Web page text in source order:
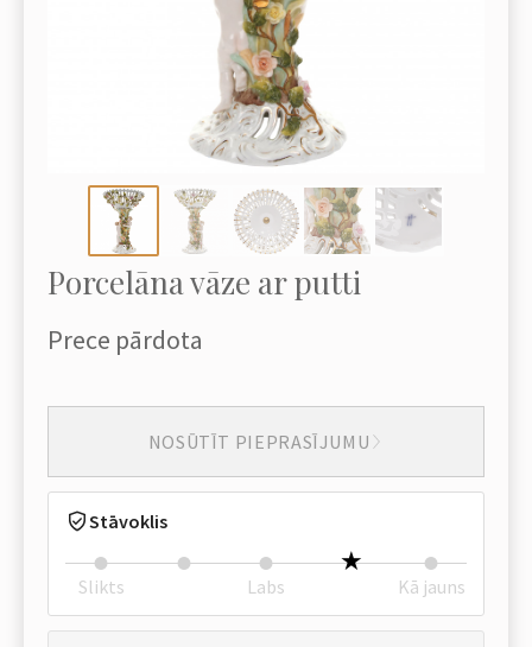
Porcelāna vāze ar putti
Prece pārdota
NOSŪTĪT PIEPRASĪJUMU
Stāvoklis
Slikts Labs Kā jauns